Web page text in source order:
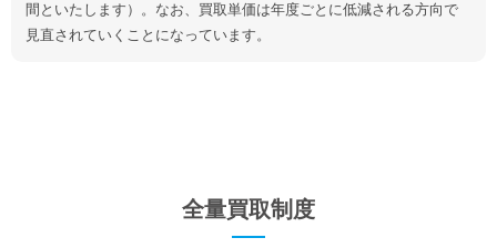
間といたします）。なお、買取単価は年度ごとに低減される方向で
見直されていくことになっています。
全量買取制度